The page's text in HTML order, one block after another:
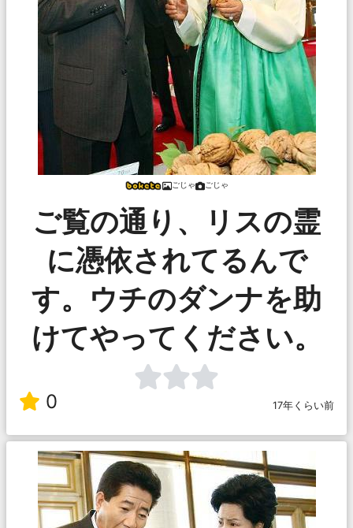
ごじゃ ごじゃ
ご覧の通り、リスの霊
に憑依されてるんで
す。ウチのダンナを助
けてやってください。
0 17年くらい前